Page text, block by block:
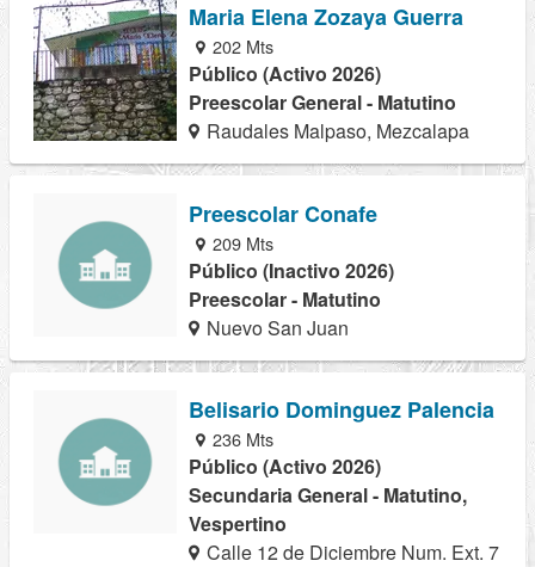
Maria Elena Zozaya Guerra
202 Mts
Público (Activo 2026)
Preescolar General - Matutino
Raudales Malpaso, Mezcalapa
Preescolar Conafe
209 Mts
Público (Inactivo 2026)
Preescolar - Matutino
Nuevo San Juan
Belisario Dominguez Palencia
236 Mts
Público (Activo 2026)
Secundaria General - Matutino,
Vespertino
Calle 12 de Diciembre Num. Ext. 7